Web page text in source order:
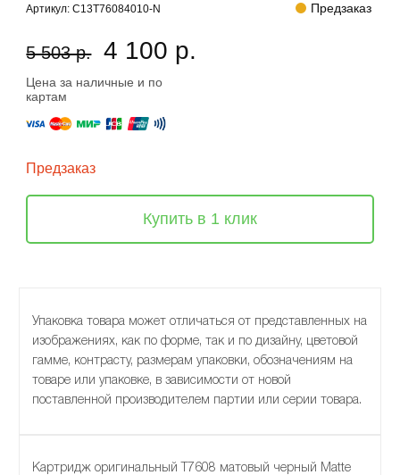
Артикул:C13T76084010-N Предзаказ
5 503 р. 4 100 р.
Цена за наличные и по
картам
Предзаказ
Купить в 1 клик
Упаковка товара может отличаться от представленных на
изображениях, как по форме, так и по дизайну, цветовой
гамме, контрасту, размерам упаковки, обозначениям на
товаре или упаковке, в зависимости от новой
поставленной производителем партии или серии товара.
Картридж оригинальный T7608 матовый черный Matte